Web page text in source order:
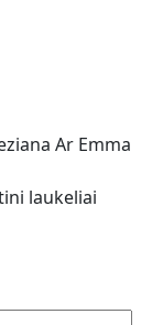
Ar Emma
laukeliai